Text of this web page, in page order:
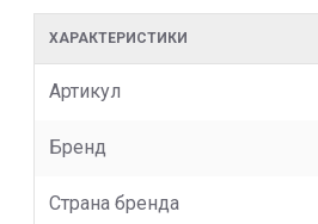
ХАРАКТЕРИСТИКИ
Артикул
Бренд
Страна бренда